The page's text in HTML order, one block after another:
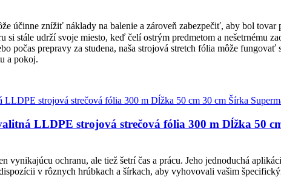
účinne znížiť náklady na balenie a zároveň zabezpečiť, aby bol
si stále udrží svoje miesto, keď čelí ostrým predmetom a nešetrnému
počas prepravy za studena, naša strojová stretch fólia môže
a pokoj.
LLDPE strojová strečová fólia 300 m Dĺžka 50
vynikajúcu ochranu, ale tiež šetrí čas a prácu. Jeho jednoduchá
v rôznych hrúbkach a šírkach, aby vyhovovali vašim